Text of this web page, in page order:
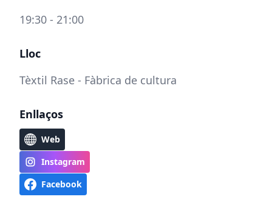
19:30 - 21:00
Lloc
Tèxtil Rase - Fàbrica de cultura
Enllaços
Web
Instagram
Facebook